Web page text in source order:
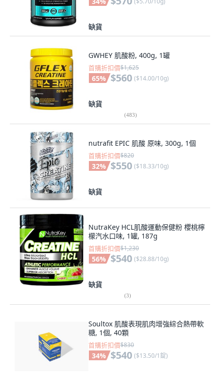
缺貨
GWHEY 肌酸粉, 400g, 1罐
首購折扣價$1,625
65% $560 ($14.00/10g)
缺貨
(483)
nutrafit EPIC 肌酸 原味, 300g, 1個
首購折扣價$820
32% $550 ($18.33/10g)
缺貨
NutraKey HCL肌酸運動保健粉 櫻桃檸
檬汽水口味, 1罐, 187g
首購折扣價$1,230
56% $540 ($28.88/10g)
缺貨
(3)
Soultox 肌酸表現肌肉增強綜合熱帶軟
糖, 1個, 40顆
首購折扣價$830
34% $540 ($13.50/1錠)